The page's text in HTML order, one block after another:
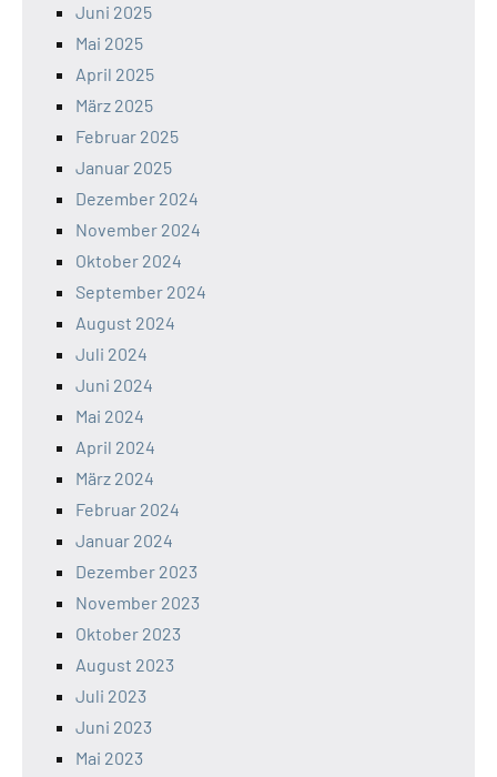
Juni 2025
Mai 2025
April 2025
März 2025
Februar 2025
Januar 2025
Dezember 2024
November 2024
Oktober 2024
September 2024
August 2024
Juli 2024
Juni 2024
Mai 2024
April 2024
März 2024
Februar 2024
Januar 2024
Dezember 2023
November 2023
Oktober 2023
August 2023
Juli 2023
Juni 2023
Mai 2023